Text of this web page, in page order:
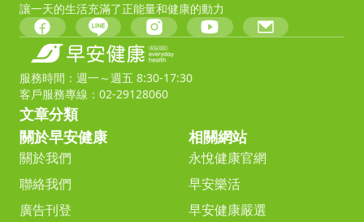
讓一天的生活充滿了正能量和健康的動力
服務時間：週一～週五 8:30-17:30
客戶服務專線：02-29128060
文章分類
關於早安健康
關於我們
聯絡我們
廣告刊登
相關網站
永悅健康官網
早安樂活
早安健康嚴選